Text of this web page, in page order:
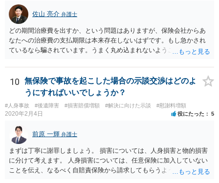
す。 待っていても事態が打開しない可能性もあるため、依頼の対応が
可能な弁護士に個別に問い合わせ、上記の方法等を参考に進め方を相
談してみるのが望ましいかもしれません。
佐山 亮介 弁護士
どの期間治療費を出すか、という問題はありますが、保険会社からあ
なたへの治療費の支払期限は本来存在しないはずです。もし急かされ
ているなら騙されています。うまく丸め込まれないようご注意下さ
せんが、受診したならば提出すべきです。
10
無保険で事故を起こした場合の示談交渉はどのよ
うにすればいいでしょうか？
#人身事故 #後遺障害 #損害賠償増額 #解決に向けた示談 #慰謝料増額
2020年2月4日 役にたった 5
前原 一輝 弁護士
まずは丁寧に謝罪しましょう。 損害については、人身損害と物的損害
に分けて考えます。 人身損害については、任意保険に加入していない
ことを伝え、なるべく自賠責保険から請求してもらうようお願いして